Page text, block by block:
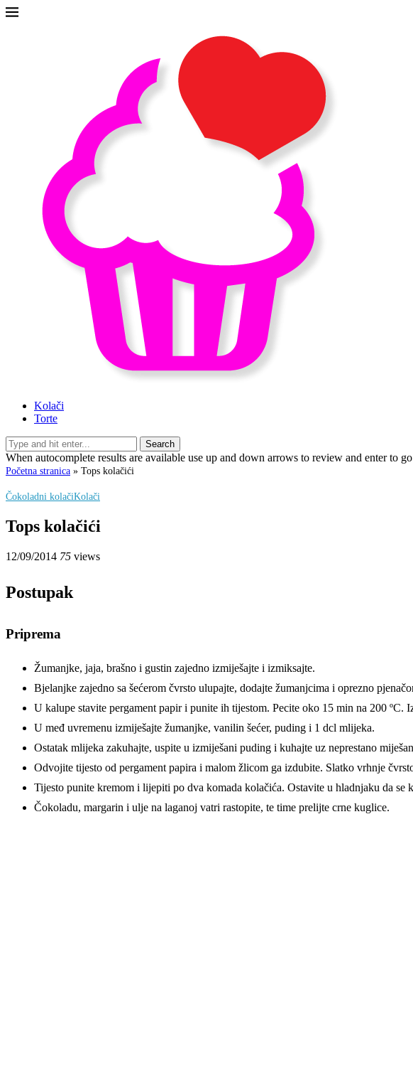
Kolači
Torte
Search
When autocomplete results are available use up and down arrows to review and enter to
Početna stranica » Tops kolačići
Čokoladni kolačiKolači
Tops kolačići
12/09/2014 75 views
Postupak
Priprema
Žumanjke, jaja, brašno i gustin zajedno izmiješajte i izmiksajte.
Bjelanjke zajedno sa šećerom čvrsto ulupajte, dodajte žumanjcima i oprezno
U kalupe stavite pergament papir i punite ih tijestom. Pecite oko 15 min na 200 ºC.
U međ uvremenu izmiješajte žumanjke, vanilin šećer, puding i 1 dcl mlijeka.
Ostatak mlijeka zakuhajte, uspite u izmiješani puding i kuhajte uz neprestano
Odvojite tijesto od pergament papira i malom žlicom ga izdubite. Slatko vrhnje
Tijesto punite kremom i lijepiti po dva komada kolačića. Ostavite u hladnjaku da se
Čokoladu, margarin i ulje na laganoj vatri rastopite, te time prelijte crne kuglice.